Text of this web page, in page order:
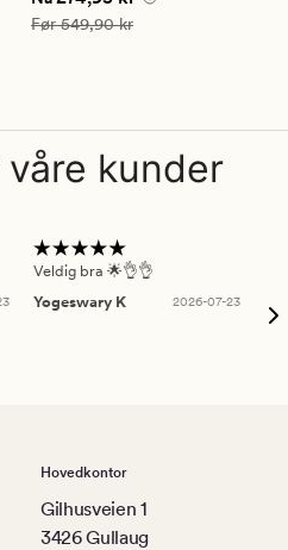
på
5
Vanlig pris 549,90 kr
Før549,90 kr
kunder
Veldig bra 🌟👌👌
Yogeswary K
2026-07-23
Hovedkontor
Gilhusveien 1
3426 Gullaug